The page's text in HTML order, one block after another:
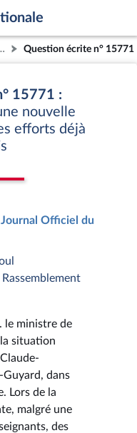
Question écrite n° 15771
15771 :
nouvelle
efforts déjà
Officiel du
le ministre de
situation
Guyard, dans
Lors de la
malgré une
des